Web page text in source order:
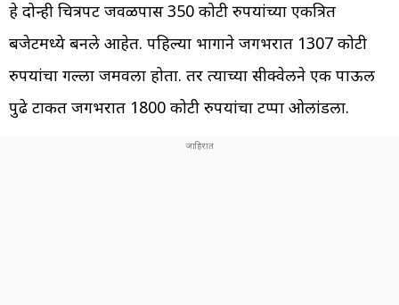
हे दोन्ही चित्रपट जवळपास 350 कोटी रुपयांच्या एकत्रित
बजेटमध्ये बनले आहेत. पहिल्या भागाने जगभरात 1307 कोटी
रुपयांचा गल्ला जमवला होता. तर त्याच्या सीक्वेलने एक पाऊल
पुढे टाकत जगभरात 1800 कोटी रुपयांचा टप्पा ओलांडला.